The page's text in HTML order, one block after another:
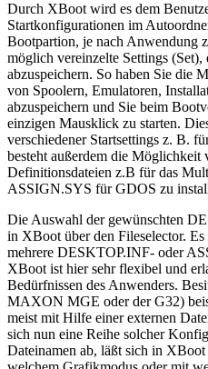
Durch XBoot wird es dem
Startkonfigurationen im
Bootpartion, je nach Anwendung
möglich vereinzelte Settings (Set),
abzuspeichern. So haben Sie die
von Spoolern, Emulatoren,
abzuspeichern und Sie beim
einzigen Mausklick zu starten.
verschiedener Startsettings z. B.
besteht außerdem die
Definitionsdateien z.B für das
ASSIGN.SYS für GDOS zu
Die Auswahl der gewünschten
in XBoot über den Fileselector. Es
mehrere DESKTOP.INF- oder
XBoot ist hier sehr flexibel und
Bedürfnissen des Anwenders.
MAXON MGE oder der G32)
meist mit Hilfe einer externen
sich nun eine Reihe solcher
Dateinamen ab, läßt sich in